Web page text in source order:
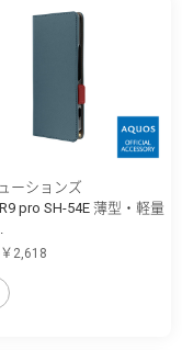
ーションズ
pro SH-54E 薄型・軽量
2,618